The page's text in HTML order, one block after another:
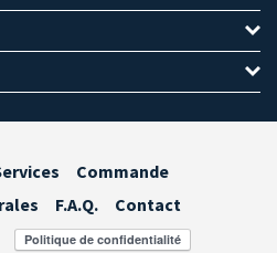
Commande
F.A.Q.
Contact